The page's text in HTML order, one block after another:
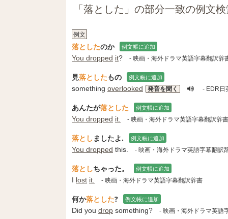
「落とした」の部分一致の例文
例文
落としたのか 例文帳に追加
You dropped it? - 映画・海外ドラマ英語字幕翻訳辞
見落としたもの 例文帳に追加
something overlooked 発音を聞く - EDR日
あんたが落とした 例文帳に追加
You dropped it. - 映画・海外ドラマ英語字幕翻訳辞書
落とし ましたよ. 例文帳に追加
You dropped this. - 映画・海外ドラマ英語字幕翻訳
落としちゃった。 例文帳に追加
I lost it. - 映画・海外ドラマ英語字幕翻訳辞書
何か落とした? 例文帳に追加
Did you drop something? - 映画・海外ドラマ英語